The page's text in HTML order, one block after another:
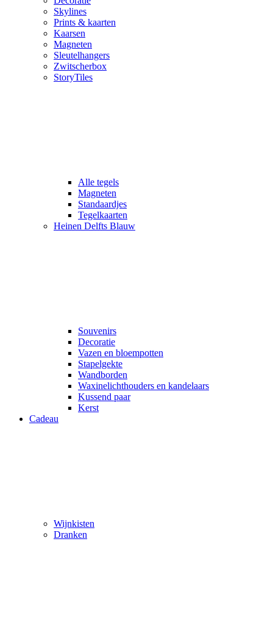
Skylines
Prints & kaarten
Kaarsen
Magneten
Sleutelhangers
Zwitscherbox
StoryTiles
Alle tegels
Magneten
Standaardjes
Tegelkaarten
Heinen Delfts Blauw
Souvenirs
Decoratie
Vazen en bloempotten
Stapelgekte
Wandborden
Waxinelichthouders en kandelaars
Kussend paar
Kerst
Cadeau
Wijnkisten
Dranken